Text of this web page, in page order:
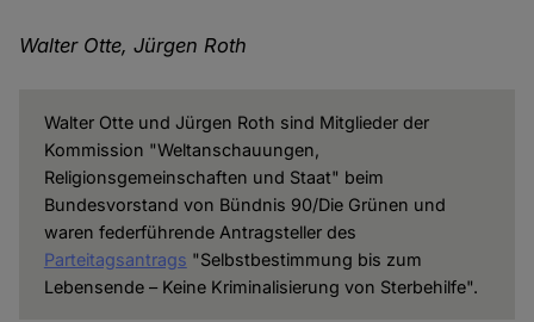
Walter Otte, Jürgen Roth
Walter Otte und Jürgen Roth sind Mitglieder der
Kommission "Weltanschauungen,
Religionsgemeinschaften und Staat" beim
Bundesvorstand von Bündnis 90/Die Grünen und
waren federführende Antragsteller des
Parteitagsantrags "Selbstbestimmung bis zum
Lebensende – Keine Kriminalisierung von Sterbehilfe".